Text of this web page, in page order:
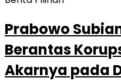
Prabowo
Berantas
Akarnya pada